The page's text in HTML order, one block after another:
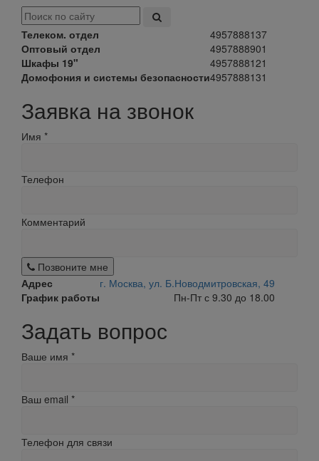
Телеком. отдел
4957888137
Оптовый отдел
4957888901
Шкафы 19"
4957888121
Домофония и системы безопасности4957888131
Заявка на звонок
Имя *
Телефон
Комментарий
Позвоните мне
Адрес
г. Москва, ул. Б.Новодмитровская, 49
График работы
Пн-Пт с 9.30 до 18.00
Задать вопрос
Ваше имя *
Ваш email *
Телефон для связи